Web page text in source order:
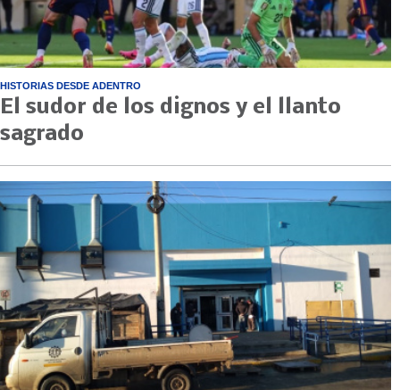
HISTORIAS DESDE ADENTRO
El sudor de los dignos y el llanto
sagrado